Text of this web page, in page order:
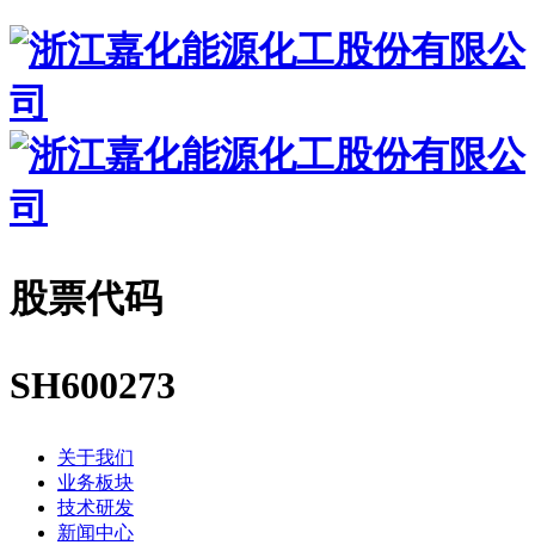
股票代码
SH600273
关于我们
业务板块
技术研发
新闻中心